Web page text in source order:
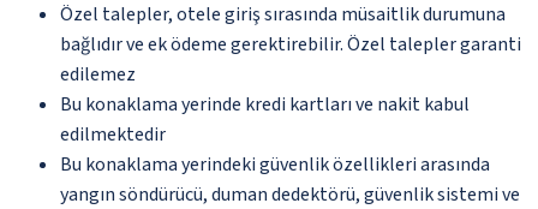
Özel talepler, otele giriş sırasında müsaitlik durumuna
bağlıdır ve ek ödeme gerektirebilir. Özel talepler garanti
edilemez
Bu konaklama yerinde kredi kartları ve nakit kabul
edilmektedir
Bu konaklama yerindeki güvenlik özellikleri arasında
yangın söndürücü, duman dedektörü, güvenlik sistemi ve